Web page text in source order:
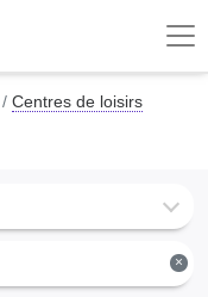
Centres de loisirs
×